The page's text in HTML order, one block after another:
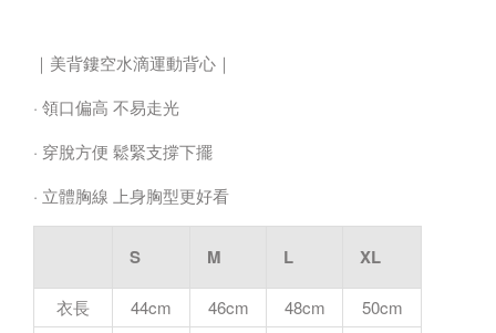
｜美背鏤空水滴運動背心｜
· 領口偏高 不易走光
· 穿脫方便 鬆緊支撐下擺
· 立體胸線 上身胸型更好看
S M L XL
衣長 44cm 46cm 48cm
50cm